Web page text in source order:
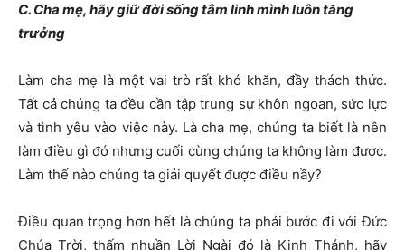
C. Cha mẹ, hãy giữ đời sống tâm linh mình luôn tăng
trưởng
Làm cha mẹ là một vai trò rất khó khăn, đầy thách thức.
Tất cả chúng ta đều cần tập trung sự khôn ngoan, sức lực
và tình yêu vào việc này. Là cha mẹ, chúng ta biết là nên
làm điều gì đó nhưng cuối cùng chúng ta không làm được.
Làm thế nào chúng ta giải quyết được điều nầy?
Điều quan trọng hơn hết là chúng ta phải bước đi với Đức
Chúa Trời, thấm nhuần Lời Ngài đó là Kinh Thánh, hãy